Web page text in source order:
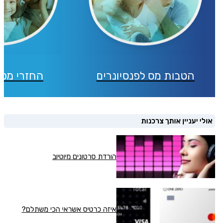
הטבות מס לפנסיונרים החזרי
אולי יעניין אותך צרכנות
הורדת סרטונים מיוטיוב
איזה כרטיס אשראי הכי משתלם?